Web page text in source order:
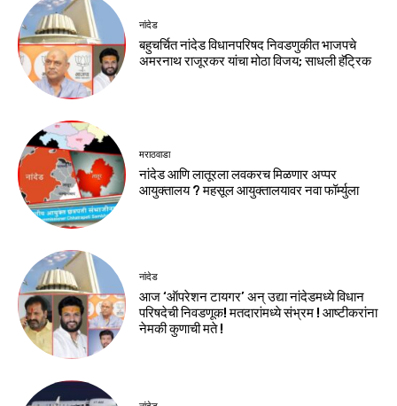
नांदेड
बहुचर्चित नांदेड विधानपरिषद निवडणुकीत भाजपचे
अमरनाथ राजूरकर यांचा मोठा विजय; साधली हॅट्रिक
मराठवाडा
नांदेड आणि लातूरला लवकरच मिळणार अप्पर
आयुक्तालय ? महसूल आयुक्तालयावर नवा फॉर्म्युला
नांदेड
आज ‘ऑपरेशन टायगर’ अन् उद्या नांदेडमध्ये विधान
परिषदेची निवडणूक! मतदारांमध्ये संभ्रम ! आष्टीकरांना
नेमकी कुणाची मते !